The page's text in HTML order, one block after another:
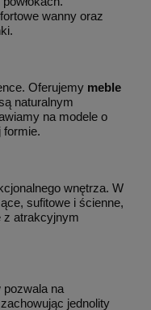
wanny oraz
Oferujemy meble
naturalnym
na modele o
formie.
wnętrza. W
sufitowe i ścienne,
z atrakcyjnym
pozwala na
jednolity